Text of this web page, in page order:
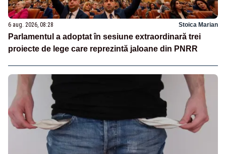
6 aug. 2026, 08:28 Stoica Marian
Parlamentul a adoptat în sesiune extraordinară trei
proiecte de lege care reprezintă jaloane din PNRR